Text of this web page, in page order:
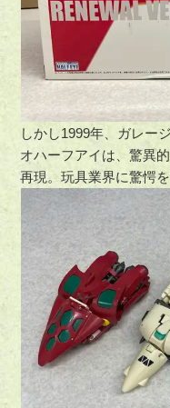
しかし1999年、ガレー
オハーフアイは、驚異
再現。玩具業界に驚愕